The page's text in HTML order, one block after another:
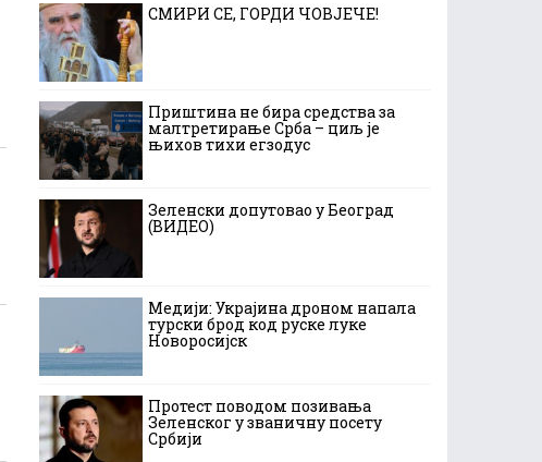
СМИРИ СЕ, ГОРДИ ЧОВЈЕЧЕ!
Приштина не бира средства за
малтретирање Срба – циљ је
њихов тихи егзодус
Зеленски допутовао у Београд
(ВИДЕО)
Медији: Украјина дроном напала
турски брод код руске луке
Новоросијск
Протест поводом позивања
Зеленског у званичну посету
Србији